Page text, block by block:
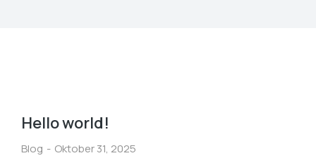
Hello world!
Blog Oktober 31, 2025